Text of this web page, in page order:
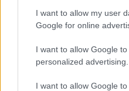
I want to allow my user
Google for online
I want to allow Google
personalized advertising.
I want to allow Google